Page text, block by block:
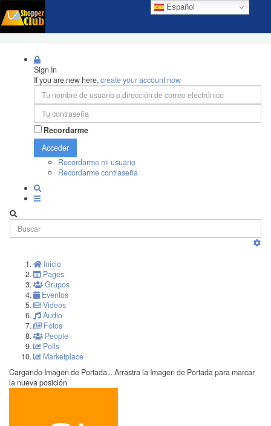
Español
Sign In
If you are new here,create your account now
Recordarme
Acceder
Recordarme mi usuario
Recordarme contraseña
Inicio
Pages
Grupos
Eventos
Videos
Audio
Fotos
People
Polls
Marketplace
Cargando Imagen de Portada... Arrastra la Imagen de Portada para marcar
la nueva posición